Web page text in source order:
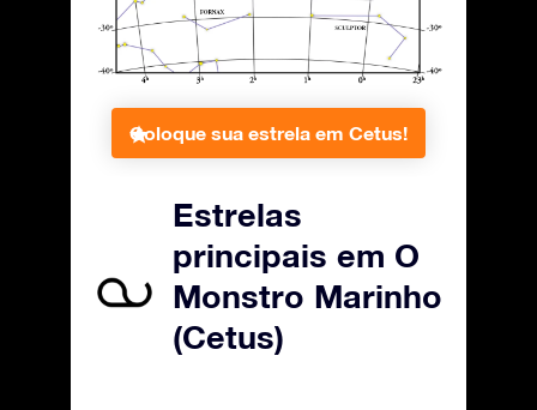
Coloque sua estrela em Cetus!
Estrelas
principais em O
Monstro Marinho
(Cetus)